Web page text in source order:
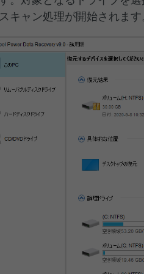
スキャン処理が開始されま